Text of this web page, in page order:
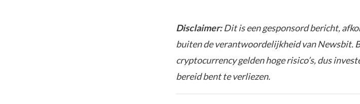
Disclaimer:Dit is een gesponsord bericht,
buiten de verantwoordelijkheid van Newsbit.
cryptocurrency gelden hoge risico’s, dus
bereid bent te verliezen.